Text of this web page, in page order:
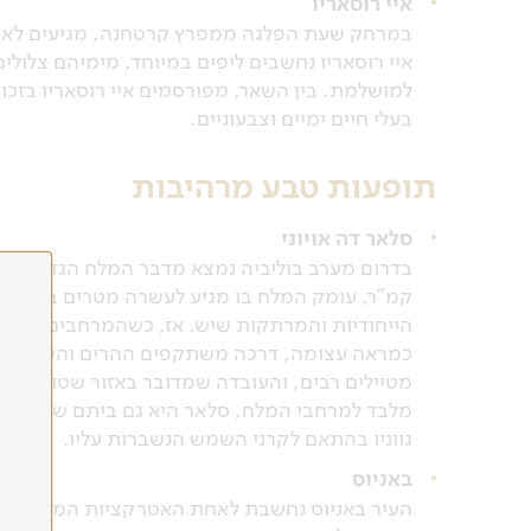
במרחק שעת הפלגה ממפרץ קרטחנה, מגיעים
איי רוסאריו נחשבים ליפים במיוחד, מימיהם
למושלמת. בין השאר, מפורסמים איי רוסאריו
בעלי חיים ימיים וצבעוניים.
תופעות טבע מרהיבות
סלאר דה אויוני
קמ"ר, עומק המלח בו מגיע לעשרה מטרים
הייחודיות והמרתקות שיש. אז, כשהמרחבים
כמראה עצומה, דרכה משתקפים ההרים
מטיילים רבים, והעובדה שמדובר באזור שטוח
מלבד למרחבי המלח, סלאר היא גם ביתם של
גווניו בהתאם לקרני השמש הנשברות עליו.
באניוס
העיר באניוס נחשבת לאחת האטרקציות